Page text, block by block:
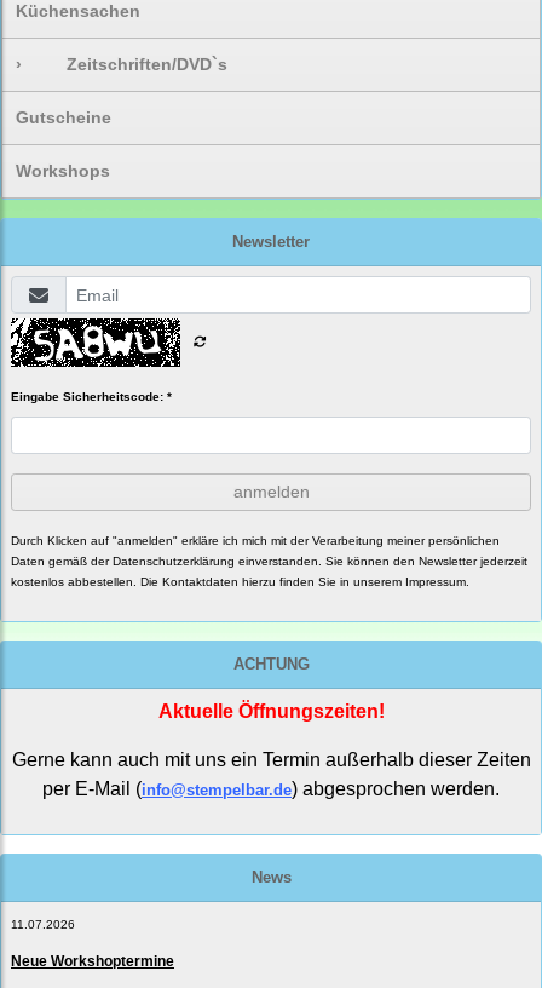
Küchensachen
› Zeitschriften/DVD`s
Gutscheine
Workshops
Newsletter
Eingabe Sicherheitscode: *
anmelden
Durch Klicken auf "anmelden" erkläre ich mich mit der Verarbeitung meiner persönlichen
Daten gemäß der Datenschutzerklärung einverstanden. Sie können den Newsletter jederzeit
kostenlos abbestellen. Die Kontaktdaten hierzu finden Sie in unserem Impressum.
ACHTUNG
Aktuelle Öffnungszeiten!
Gerne kann auch mit uns ein Termin außerhalb dieser Zeiten
per E-Mail (info@stempelbar.de) abgesprochen werden.
News
11.07.2026
Neue Workshoptermine